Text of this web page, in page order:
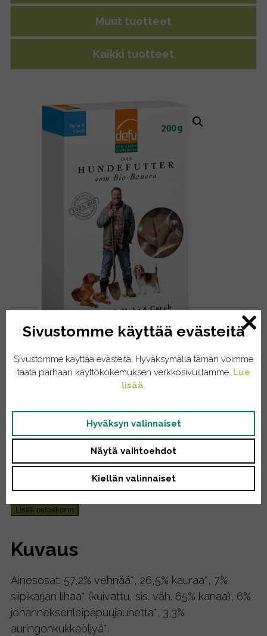
Muut tuotteet
Kaikki tuotteet
Herkkukeksit – Kana &
4,60€ sis. ALV
Herkkukeksit
&
Johanneksenleipäpuu,
määrä
Lisää ostoskoriin
Kuvaus
Ainesosat: 57,2% vehnää*, 26,5% kauraa*, 7%
siipikarjan lihaa* (kuivattu, sis. väh. 65% kanaa), 6%
johanneksenleipäpuujauhetta*, 3,3%
auringonkukkaöljyä*.
Sivustomme käyttää evästeitä
Sivustomme käyttää evästeitä. Hyväksymällä tämän voimme
taata parhaan käyttökokemuksen verkkosivuillamme. Lue
lisää
Hyväksyn valinnaiset
Näytä vaihtoehdot
Kiellän valinnaiset